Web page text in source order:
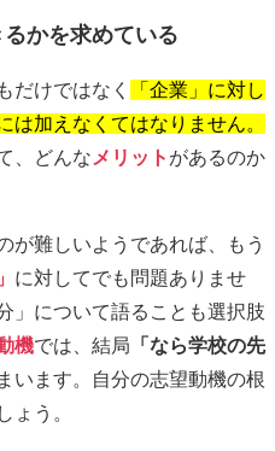
るかを求めている
だけではなく
「企業」に対し
は加えなくてはなりません。
、どんな メリット があるのか
が難しいようであれば、もう
に対してでも問題ありませ
」について語ることも選択肢
機では、結局 「なら学校の先
います。自分の志望動機の根
ょう。